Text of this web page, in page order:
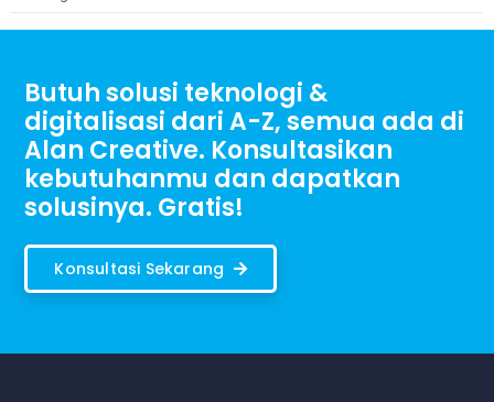
Butuh solusi teknologi &
digitalisasi dari A-Z, semua ada di
Alan Creative. Konsultasikan
kebutuhanmu dan dapatkan
solusinya. Gratis!
Konsultasi Sekarang